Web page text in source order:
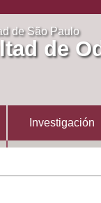
de São Paulo
de
Investigación